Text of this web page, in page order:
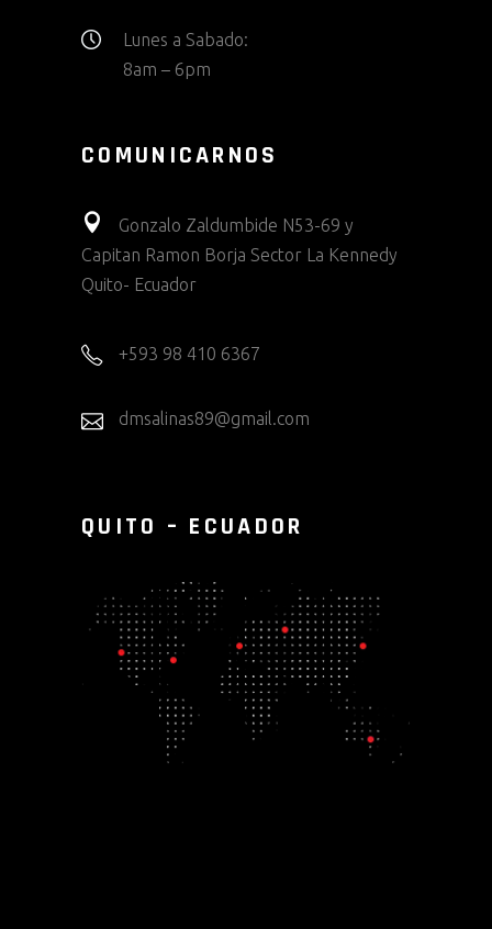
Lunes a Sabado:
8am – 6pm
COMUNICARNOS
Gonzalo Zaldumbide N53-69 y
Capitan Ramon Borja Sector La Kennedy
Quito- Ecuador
+593 98 410 6367
dmsalinas89@gmail.com
QUITO – ECUADOR